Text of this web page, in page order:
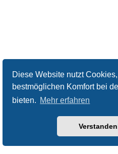
Diese Website nutzt
bestmöglichen Komfort bei
bieten. Mehr erfahren